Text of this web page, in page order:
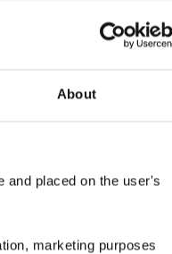
About
and placed on the user's
marketing purposes
oder Anregungen,